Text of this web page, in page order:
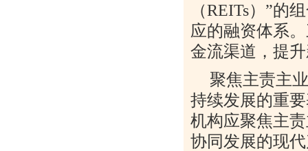
（REITs） ”的
应的融资体系
金流渠道，提
聚焦主责主
持续发展的重
机构应聚焦主
协同发展的现